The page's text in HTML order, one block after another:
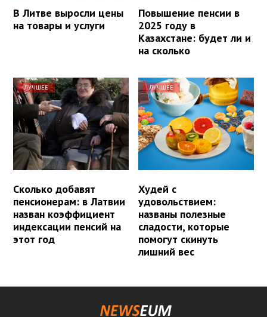
В Литве выросли цены
на товары и услуги
Повышение пенсии в
2025 году в
Казахстане: будет ли и
на сколько
ЛУЧШЕЕ
Сколько добавят
пенсионерам: в Латвии
назван коэффициент
индексации пенсий на
этот год
ЛУЧШЕЕ
Худей с
удовольствием:
названы полезные
сладости, которые
помогут скинуть
лишний вес